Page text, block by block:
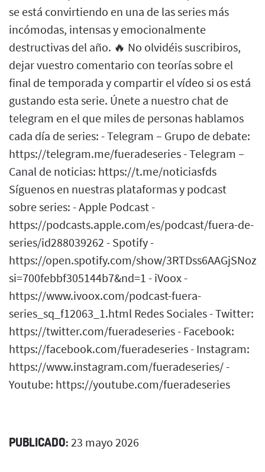
se está convirtiendo en una de las series más
incómodas, intensas y emocionalmente
destructivas del año. 🔥 No olvidéis suscribiros,
dejar vuestro comentario con teorías sobre el
final de temporada y compartir el vídeo si os está
gustando esta serie. Únete a nuestro chat de
telegram en el que miles de personas hablamos
cada día de series: - Telegram – Grupo de debate:
https://telegram.me/fueradeseries - Telegram –
Canal de noticias: https://t.me/noticiasfds
Síguenos en nuestras plataformas y podcast
sobre series: - Apple Podcast -
https://podcasts.apple.com/es/podcast/fuera-de-
series/id288039262 - Spotify -
https://open.spotify.com/show/
si=700febbf305144b7&nd=1 - iVoox -
https://www.ivoox.com/podcast-fuera-
series_sq_f12063_1.html Redes Sociales - Twitter:
https://twitter.com/fueradeseries - Facebook:
https://facebook.com/fueradeseries - Instagram:
https://www.instagram.com/fueradeseries/ -
Youtube: https://youtube.com/fueradeseries
PUBLICADO: 23 mayo 2026